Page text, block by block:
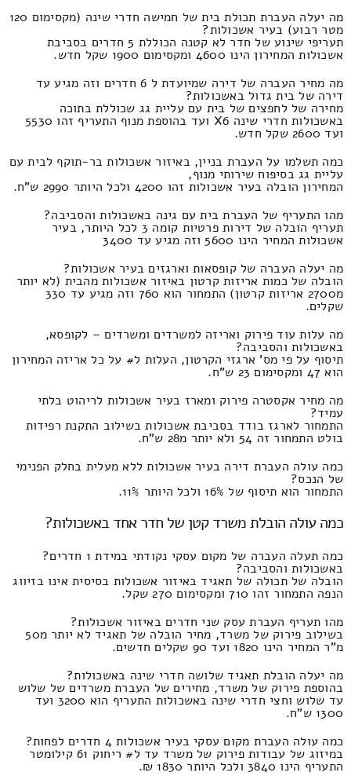
מה יעלה העברת תכולת בית של חמישה חדרי שינה (מקסימום 120
מטר רבוע) בעיר אשכולות?
תעריפי שינוע של חדר לא קטנה הכוללת 5 חדרים בסביבת
אשכולות המחירון הינו 4600 ומקסימום 1900 שקל חדש.
מה מחיר העברה של דירה שמיועדת ל 6 חדרים וזה מגיע עד
דירה של בית גדול באשכולות?
מחירה של לחפצים של בית עם עליית גג שכוללת בתוכה
באשכולות חדרי שינה X6 ועד בהוספת מנוף התעריף זהו 5530
ועד 2600 שקל חדש.
כמה תשלמו על העברת בניין, באיזור אשכולות בר-תוקף לבית עם
עליית גג בסיפוח שירותי מנוף,
המחירון הובלה בעיר אשכולות זהו 4200 ולכל היותר 2990 ש"ח.
מהו התעריף של העברת בית עם גינה באשכולות והסביבה?
תעריף הובלה של דירות פרטיות קומה 3 לכל היותר, בעיר
אשכולות המחיר הינו 5600 וזה מגיע עד 3400
מה יעלה העברה של קופסאות וארגזים בעיר אשכולות?
הובלה של כמות אריזות קרטון באיזור אשכולות מהבית (לא יותר
מ2700 אריזות קרטון) התמחור הוא 760 וזה מגיע עד 330
שקלים.
מה עלות עוד פירוק ואריזה למשרדים ומשרדים – לקופסא,
באשכולות והסביבה?
תיסוף על פי מס' ארגזי הקרטון, העלות ל# על כל אריזה המחירון
הוא 47 ומקסימום 23 ש"ח.
מה מחיר אקסטרה פירוק ומארז בעיר אשכולות לריהוט בלתי
עמיד?
התמחור לארגז בודד בסביבת אשכולות בשילוב התקנת רפידות
בולט התמחור זה 54 ולא יותר מ28 ש"ח.
כמה עולה העברת דירה בעיר אשכולות ללא מעלית בחלק הפנימי
של הנכס?
התמחור הוא תיסוף של 16% ולכל היותר 11%.
כמה עולה הובלת משרד קטן של חדר אחד באשכולות?
כמה תעלה העברה של מקום עסקי נקודתי במידת 1 חדרים?
באשכולות והסביבה?
הובלה של תכולה של תאגיד באיזור אשכולות בסיסית אינו בזיווג
הנפה התמחור זהו 710 ומקסימום 270 שקל.
מהו תעריף העברת עסק שני חדרים באיזור אשכולות?
בשילוב פירוק של משרד, מחיר הובלה של תאגיד לא יותר מ50
מ"ר המחיר הינו 1820 ועד 90 שקלים חדשים.
מה יעלה הובלת תאגיד שלושה חדרי שינה באשכולות?
בהוספת פירוק של משרד, מחירים של העברת משרדים של שלוש
עד שלוש וחצי חדרי שינה באשכולות התעריף הוא 3200 ועד
1300 ש"ח.
כמה עולה העברת מקום עסקי בעיר אשכולות 4 חדרים לפחות?
במיזוג של עבודות פירוק של משרד עד ל# ריחוק 61 קילומטר
התעריף הינו 3840 ולכל היותר 1830 ₪.